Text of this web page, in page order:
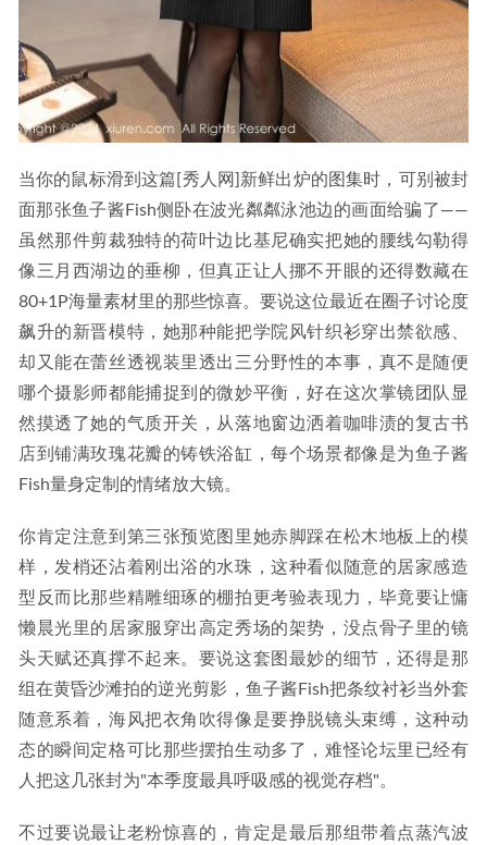
当你的鼠标滑到这篇[秀人网]新鲜出炉的图集时，可别被封
面那张鱼子酱Fish侧卧在波光粼粼泳池边的画面给骗了——
虽然那件剪裁独特的荷叶边比基尼确实把她的腰线勾勒得
像三月西湖边的垂柳，但真正让人挪不开眼的还得数藏在
80+1P海量素材里的那些惊喜。要说这位最近在圈子讨论度
飙升的新晋模特，她那种能把学院风针织衫穿出禁欲感、
却又能在蕾丝透视装里透出三分野性的本事，真不是随便
哪个摄影师都能捕捉到的微妙平衡，好在这次掌镜团队显
然摸透了她的气质开关，从落地窗边洒着咖啡渍的复古书
店到铺满玫瑰花瓣的铸铁浴缸，每个场景都像是为鱼子酱
Fish量身定制的情绪放大镜。
你肯定注意到第三张预览图里她赤脚踩在松木地板上的模
样，发梢还沾着刚出浴的水珠，这种看似随意的居家感造
型反而比那些精雕细琢的棚拍更考验表现力，毕竟要让慵
懒晨光里的居家服穿出高定秀场的架势，没点骨子里的镜
头天赋还真撑不起来。要说这套图最妙的细节，还得是那
组在黄昏沙滩拍的逆光剪影，鱼子酱Fish把条纹衬衫当外套
随意系着，海风把衣角吹得像是要挣脱镜头束缚，这种动
态的瞬间定格可比那些摆拍生动多了，难怪论坛里已经有
人把这几张封为"本季度最具呼吸感的视觉存档"。
不过要说最让老粉惊喜的，肯定是最后那组带着点蒸汽波